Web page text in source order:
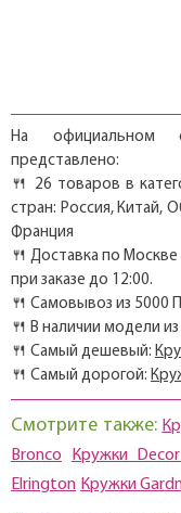
На официальном
представлено:
🍴 26 товаров в
стран: Россия, Китай,
Франция
🍴 Доставка по
при заказе до 12:00.
🍴 Самовывоз из 5000
🍴 В наличии модели
🍴 Самый дешевый:
🍴 Самый дорогой:
Смотрите также:
Bronco
Кружки
Elrington Кружки